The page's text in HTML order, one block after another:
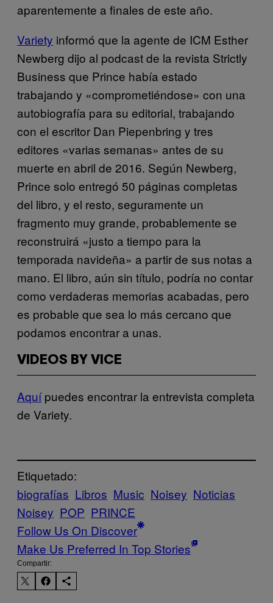
aparentemente a finales de este año.
Variety informó que la agente de ICM Esther
Newberg dijo al podcast de la revista Strictly
Business que Prince había estado
trabajando y «comprometiéndose» con una
autobiografía para su editorial, trabajando
con el escritor Dan Piepenbring y tres
editores «varias semanas» antes de su
muerte en abril de 2016. Según Newberg,
Prince solo entregó 50 páginas completas
del libro, y el resto, seguramente un
fragmento muy grande, probablemente se
reconstruirá «justo a tiempo para la
temporada navideña» a partir de sus notas a
mano. El libro, aún sin título, podría no contar
como verdaderas memorias acabadas, pero
es probable que sea lo más cercano que
podamos encontrar a unas.
VIDEOS BY VICE
Aquípuedes encontrar la entrevista completa
de Variety.
Etiquetado:
biografías Libros Music Noisey Noticias
Noisey POP PRINCE
Follow Us On Discover
Make Us Preferred In Top Stories
Compartir: